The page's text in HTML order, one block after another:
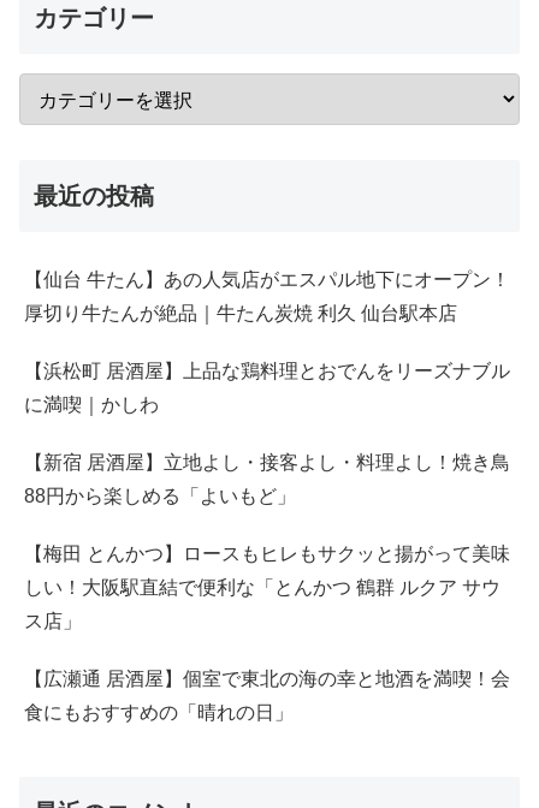
88円から楽しめる「よいもど」
【梅田 とんかつ】ロースもヒレもサクッと揚がって美味
しい！大阪駅直結で便利な「とんかつ 鶴群 ルクア サウ
【広瀬通 居酒屋】個室で東北の海の幸と地酒を満喫！会
｜金市朗 南町通りにともこより
｜金市朗 南町通り
になまこマンより
美味しい♪ ただ中年にはかなりHeavyだった…｜串屋 名掛
立川で九州を満喫♪ 素材にこだわる料理＆もつ鍋はインパ
美味しい♪ ただ中年にはかなりHeavyだった…｜串屋 名掛